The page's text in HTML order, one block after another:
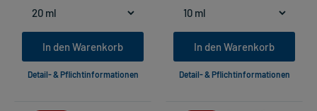
In den Warenkorb
Detail- & Pflichtinformationen
In den Warenkorb
Detail- & Pflichtinformationen